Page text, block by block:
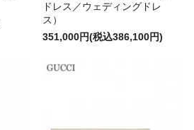
ドレス／ウェディングドレ
ス）
351,000円(税込386,100円)